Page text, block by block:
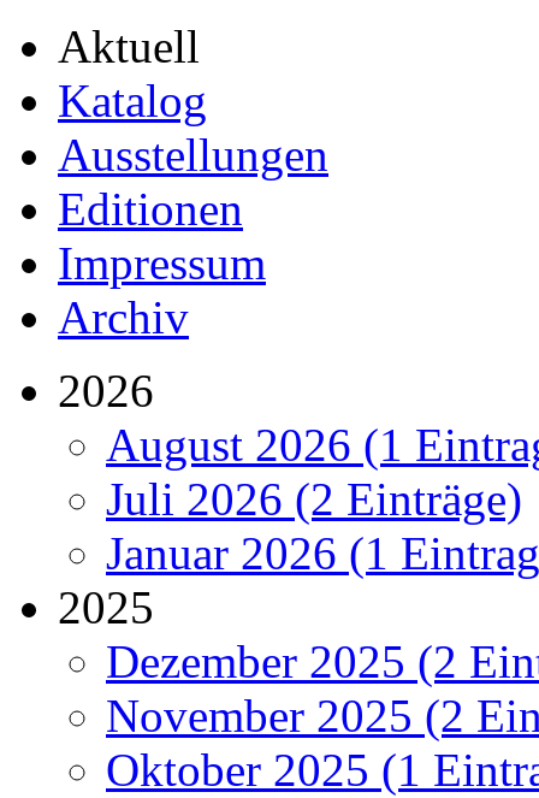
Aktuell
Katalog
Ausstellungen
Editionen
Impressum
Archiv
2026
August 2026 (1
Juli 2026 (2 Einträge)
Januar 2026 (1
2025
Dezember 2025 (2
November 2025 (2
Oktober 2025 (1